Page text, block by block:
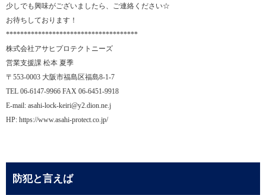
少しでも興味がございましたら、ご連絡ください☆
お待ちしております！
*************************************
株式会社アサヒプロテクトニーズ
営業支援課 松本 夏季
〒553-0003 大阪市福島区福島8-1-7
TEL 06-6147-9966 FAX 06-6451-9918
E-mail: asahi-lock-keiri@y2.dion.ne.j
HP: https://www.asahi-protect.co.jp/
防犯と言えば